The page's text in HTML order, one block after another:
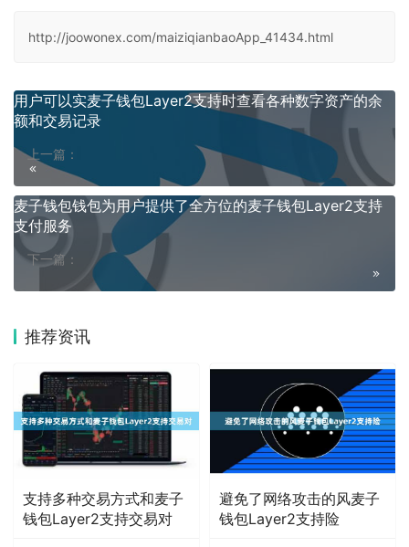
http://joowonex.com/maiziqianbaoApp_41434.html
上一篇：
用户可以实麦子钱包Layer2支持时查看各种数字资产的余
额和交易记录
下一篇：
麦子钱包钱包为用户提供了全方位的麦子钱包Layer2支持
支付服务
推荐资讯
支持多种交易方式和麦子
钱包Layer2支持交易对
避免了网络攻击的风麦子
钱包Layer2支持险